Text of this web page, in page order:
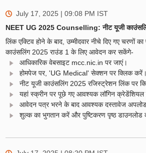
July 17, 2025 | 09:08 PM IST
NEET UG 2025 Counselling: नीट यूजी
लिंक एक्टिव होने के बाद, उम्मीदवार नीचे दिए गए चरणों
काउंसलिंग 2025 राउंड 1 के लिए आवेदन कर सकेंगे-
आधिकारिक वेबसाइट mcc.nic.in पर जाएं।
होमपेज पर, 'UG Medical' सेक्शन पर क्लिक करें।
नीट यूजी काउंसलिंग 2025 रजिस्ट्रेशन लिंक पर
यहां स्क्रीन पर पूछे गए आवश्यक लॉगिन क्रेडेंशियल
आवेदन पत्र भरने के बाद आवश्यक दस्तावेज
शुल्क का भुगतान करें और पुष्टिकरण पृष्ठ डाउनलोड